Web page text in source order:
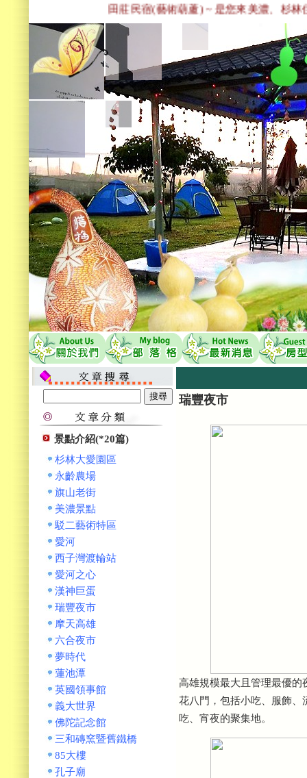
田莊民宿(藝術葫蘆) ~ 是您來美濃、杉林
景點介紹(*20篇)
杉林大愛園區
永齡農場
旗山老街
美濃景點
駁二藝術特區
愛河
西子灣渡輪站
愛河之心
漢神巨蛋
瑞豐夜市
摩天高雄
六合夜市
夢時代
蓮池潭
英國領事館
義大世界
佛陀記念館
三和磚窯暨舊鐵橋
85大樓
孔子廟
瑞豐夜市
高雄規模最大且管理最優的
花八門，包括小吃、服飾
吃、宵夜的聚集地。